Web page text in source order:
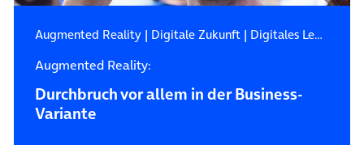
Augmented Reality| Digitale Zukunft| Digitales Leben
Augmented Reality:
Durchbruch vor allem in der Business-
Variante